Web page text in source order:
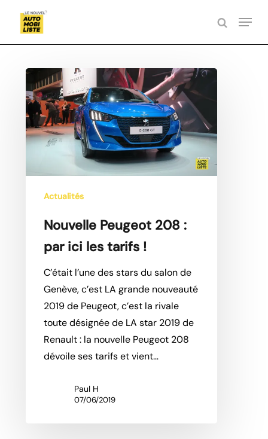
search
Menu
Nouvelle
Peugeot
208
:
par
les
tarifsActualités
Nouvelle Peugeot 208 :
par ici les tarifs !
C’était l’une des stars du salon de
Genève, c’est LA grande nouveauté
2019 de Peugeot, c’est la rivale
toute désignée de LA star 2019 de
Renault : la nouvelle Peugeot 208
dévoile ses tarifs et vient…
Paul H
07/06/2019